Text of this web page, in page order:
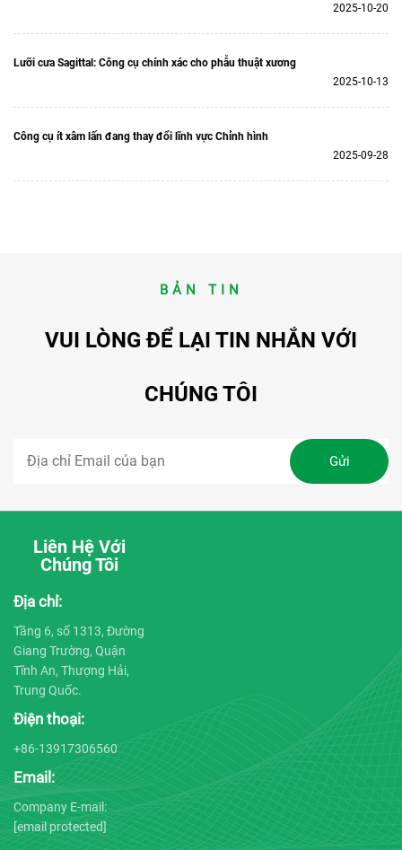
2025-10-20
Lưỡi cưa Sagittal: Công cụ chính xác cho phẫu thuật xương
2025-10-13
Công cụ ít xâm lấn đang thay đổi lĩnh vực Chỉnh hình
2025-09-28
BẢN TIN
VUI LÒNG ĐỂ LẠI TIN NHẮN VỚI
CHÚNG TÔI
Liên Hệ Với
Chúng Tôi
Địa chỉ:
Tầng 6, số 1313, Đường
Giang Trường, Quận
Tĩnh An, Thượng Hải,
Trung Quốc.
Điện thoại:
+86-13917306560
Email:
Company E-mail:
[email protected]